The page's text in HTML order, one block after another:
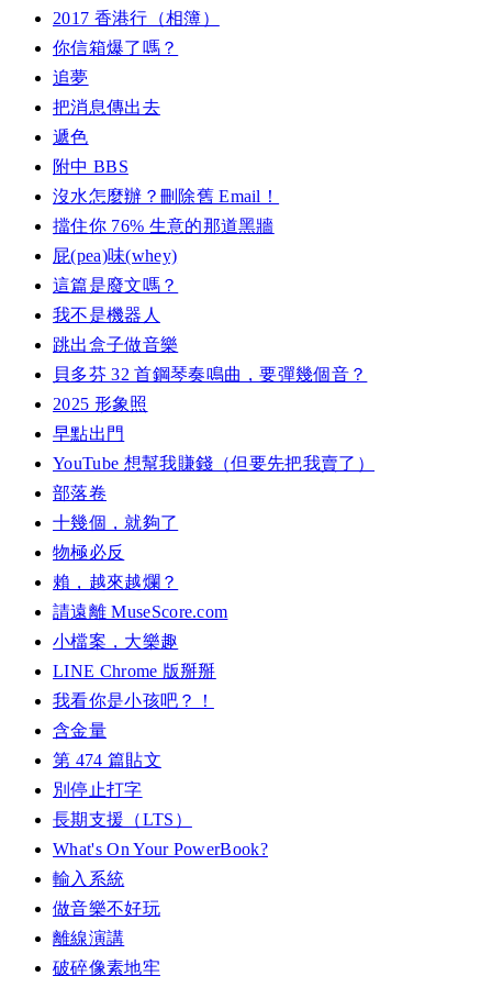
2017 香港行（相簿）
你信箱爆了嗎？
追夢
把消息傳出去
遞色
附中 BBS
沒水怎麼辦？刪除舊 Email！
擋住你 76% 生意的那道黑牆
屁(pea)味(whey)
這篇是廢文嗎？
我不是機器人
跳出盒子做音樂
貝多芬 32 首鋼琴奏鳴曲，要彈幾個音？
2025 形象照
早點出門
YouTube 想幫我賺錢（但要先把我賣了）
部落卷
十幾個，就夠了
物極必反
賴，越來越爛？
請遠離 MuseScore.com
小檔案，大樂趣
LINE Chrome 版掰掰
我看你是小孩吧？！
含金量
第 474 篇貼文
別停止打字
長期支援（LTS）
What's On Your PowerBook?
輸入系統
做音樂不好玩
離線演講
破碎像素地牢